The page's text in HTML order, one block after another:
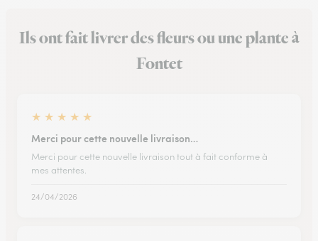
Ils ont fait livrer des fleurs ou une plante à
Fontet
★ ★ ★ ★ ★
Merci pour cette nouvelle livraison…
Merci pour cette nouvelle livraison tout à fait conforme à
mes attentes.
24/04/2026